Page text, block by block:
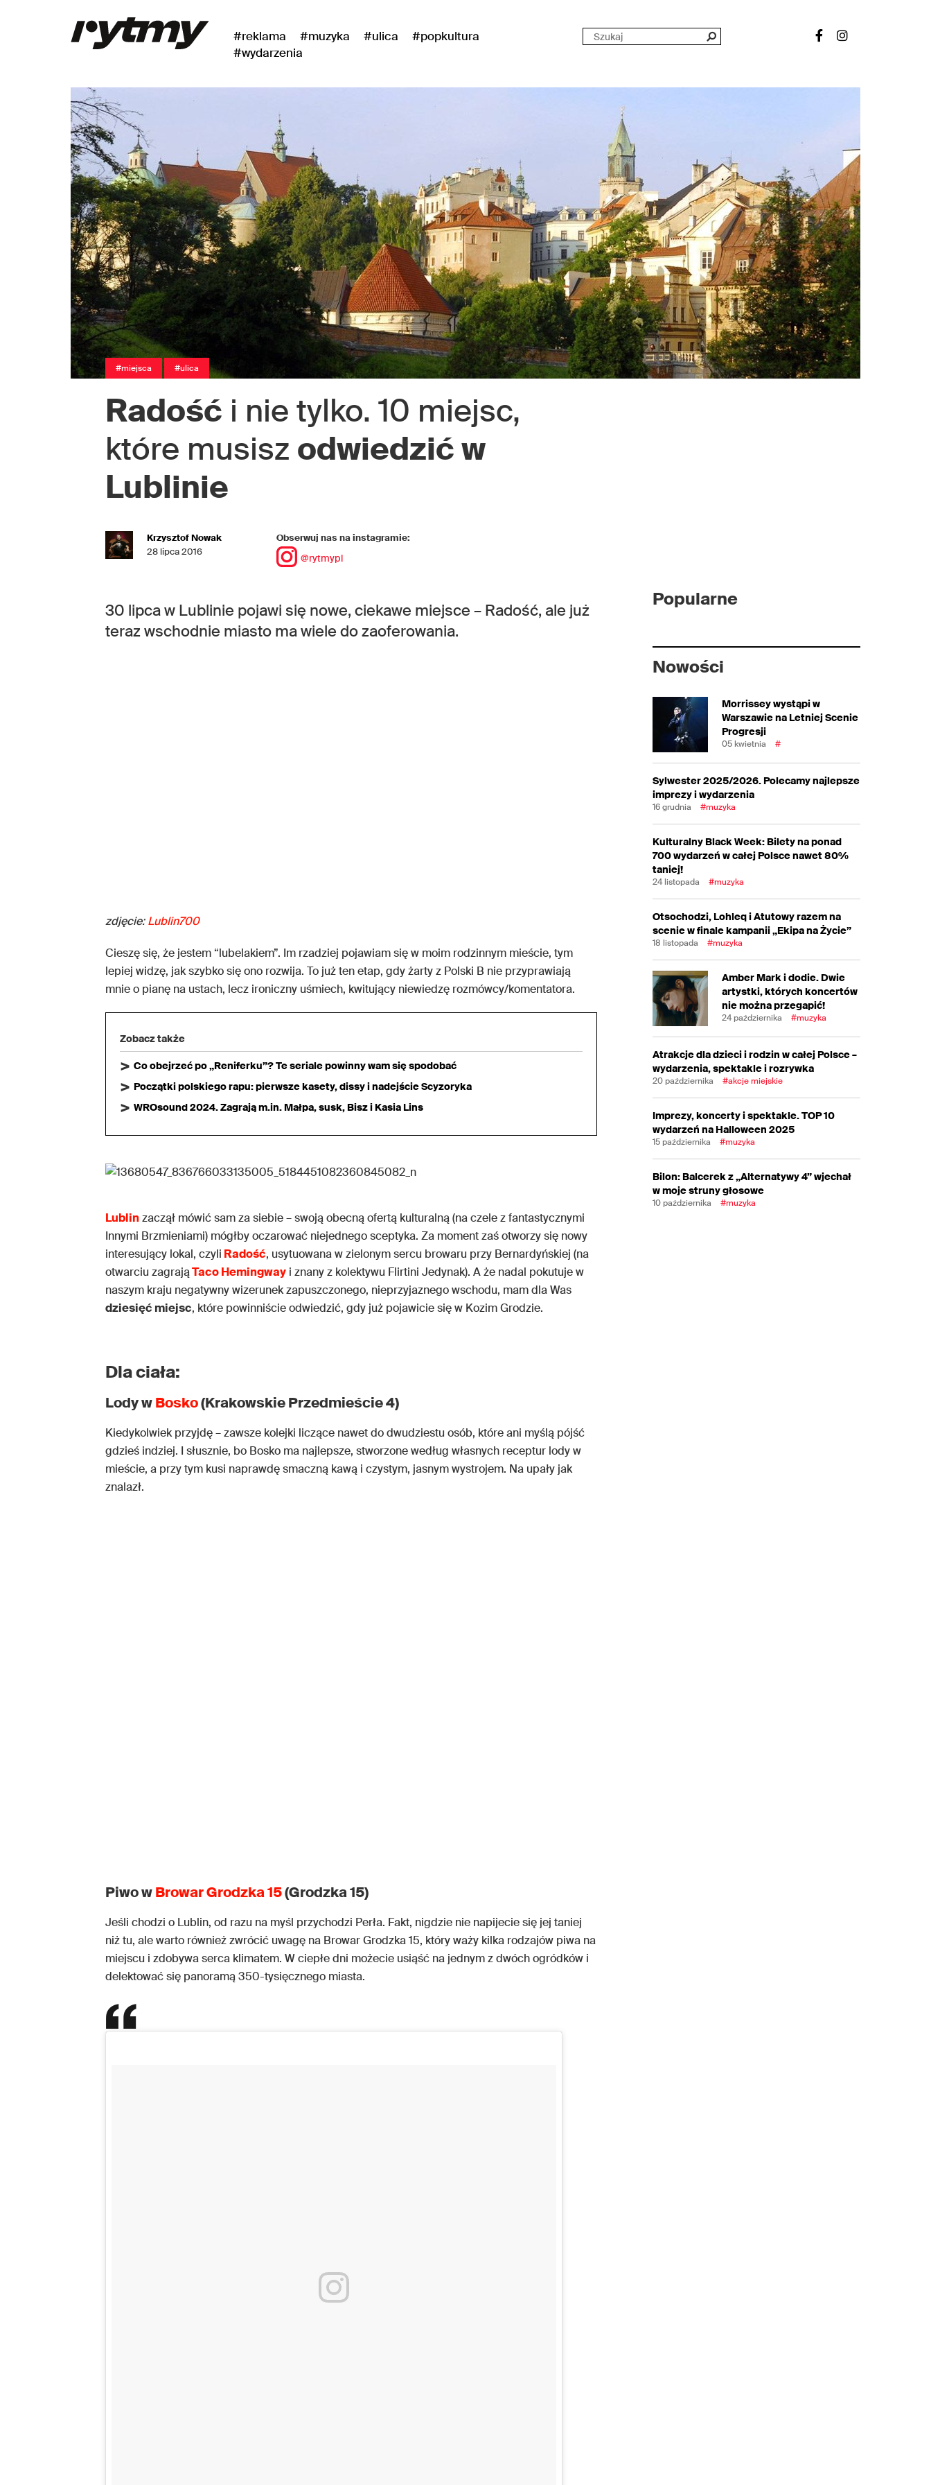
#reklama #muzyka #ulica
#popkultura
#wydarzenia
#miejsca #ulica
Radość i nie tylko. 10 miejsc,
które musisz odwiedzić w
Lublinie
Krzysztof Nowak
28 lipca 2016
Obserwuj nas na instagramie:
@rytmypl
30 lipca w Lublinie pojawi się nowe, ciekawe miejsce – Radość, ale już
teraz wschodnie miasto ma wiele do zaoferowania.
zdjęcie:Lublin700
Cieszę się, że jestem “lubelakiem”. Im rzadziej pojawiam się w moim rodzinnym mieście, tym
lepiej widzę, jak szybko się ono rozwija. To już ten etap, gdy żarty z Polski B nie przyprawiają
mnie o pianę na ustach, lecz ironiczny uśmiech, kwitujący niewiedzę rozmówcy/komentatora.
Zobacz także
Co obejrzeć po „Reniferku”? Te seriale powinny wam się spodobać
Początki polskiego rapu: pierwsze kasety, dissy i nadejście Scyzoryka
WROsound 2024. Zagrają m.in. Małpa, susk, Bisz i Kasia Lins
Lublinzaczął mówić sam za siebie – swoją obecną ofertą kulturalną (na czele z fantastycznymi
Innymi Brzmieniami) mógłby oczarować niejednego sceptyka. Za moment zaś otworzy się nowy
interesujący lokal, czyli Radość, usytuowana w zielonym sercu browaru przy Bernardyńskiej (na
otwarciu zagrająTaco Hemingway i znany z kolektywu Flirtini Jedynak). A że nadal pokutuje w
naszym kraju negatywny wizerunek zapuszczonego, nieprzyjaznego wschodu, mam dla Was
dziesięć miejsc, które powinniście odwiedzić, gdy już pojawicie się w Kozim Grodzie.
Dla ciała:
Lody wBosko(Krakowskie Przedmieście 4)
Kiedykolwiek przyjdę – zawsze kolejki liczące nawet do dwudziestu osób, które ani myślą pójść
gdzieś indziej. I słusznie, bo Bosko ma najlepsze, stworzone według własnych receptur lody w
mieście, a przy tym kusi naprawdę smaczną kawą i czystym, jasnym wystrojem. Na upały jak
znalazł.
Piwo wBrowar Grodzka 15(Grodzka 15)
Jeśli chodzi o Lublin, od razu na myśl przychodzi Perła. Fakt, nigdzie nie napijecie się jej taniej
niż tu, ale warto również zwrócić uwagę na Browar Grodzka 15, który waży kilka rodzajów piwa na
miejscu i zdobywa serca klimatem. W ciepłe dni możecie usiąść na jednym z dwóch ogródków i
delektować się panoramą 350-tysięcznego miasta.
Popularne
Nowości
Morrissey wystąpi w
Warszawie na Letniej Scenie
Progresji
05 kwietnia #
Sylwester 2025/2026. Polecamy najlepsze
imprezy i wydarzenia
16 grudnia #muzyka
Kulturalny Black Week: Bilety na ponad
700 wydarzeń w całej Polsce nawet 80%
taniej!
24 listopada #muzyka
Otsochodzi, Lohleq i Atutowy razem na
scenie w finale kampanii „Ekipa na Życie”
18 listopada #muzyka
Amber Mark i dodie. Dwie
artystki, których koncertów
nie można przegapić!
24 października #muzyka
Atrakcje dla dzieci i rodzin w całej Polsce –
wydarzenia, spektakle i rozrywka
20 października #akcje miejskie
Imprezy, koncerty i spektakle. TOP 10
wydarzeń na Halloween 2025
15 października #muzyka
Bilon: Balcerek z „Alternatywy 4” wjechał
w moje struny głosowe
10 października #muzyka